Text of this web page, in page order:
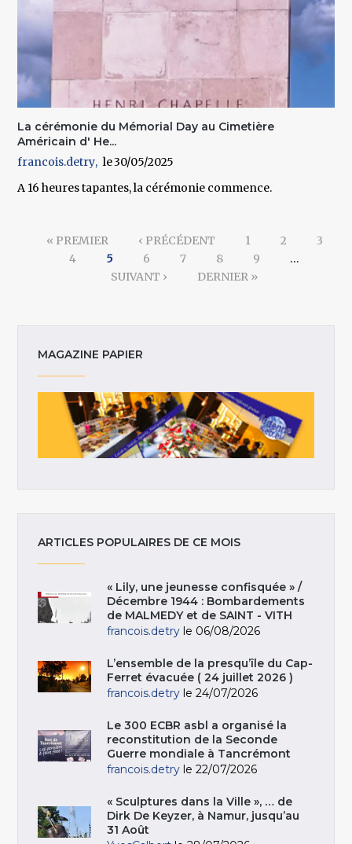
La cérémonie du Mémorial Day au Cimetière
Américain d' He...
francois.detry
30/05/2025
A 16 heures tapantes, la cérémonie commence.
« PREMIER ‹ PRÉCÉDENT 1 2
3
4
5 6 7 8 9
…
SUIVANT ›
DERNIER »
MAGAZINE PAPIER
ARTICLES POPULAIRES DE CE MOIS
« Lily, une jeunesse confisquée » /
Décembre 1944 : Bombardements
de MALMEDY et de SAINT - VITH
francois.detry le 06/08/2026
L’ensemble de la presqu’île du Cap-
Ferret évacuée ( 24 juillet 2026 )
francois.detry le 24/07/2026
Le 300 ECBR asbl a organisé la
reconstitution de la Seconde
Guerre mondiale à Tancrémont
francois.detry le 22/07/2026
« Sculptures dans la Ville », … de
Dirk De Keyzer, à Namur, jusqu’au
31 Août